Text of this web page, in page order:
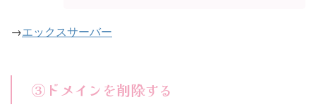
→エックスサーバー
③ドメインを削除する